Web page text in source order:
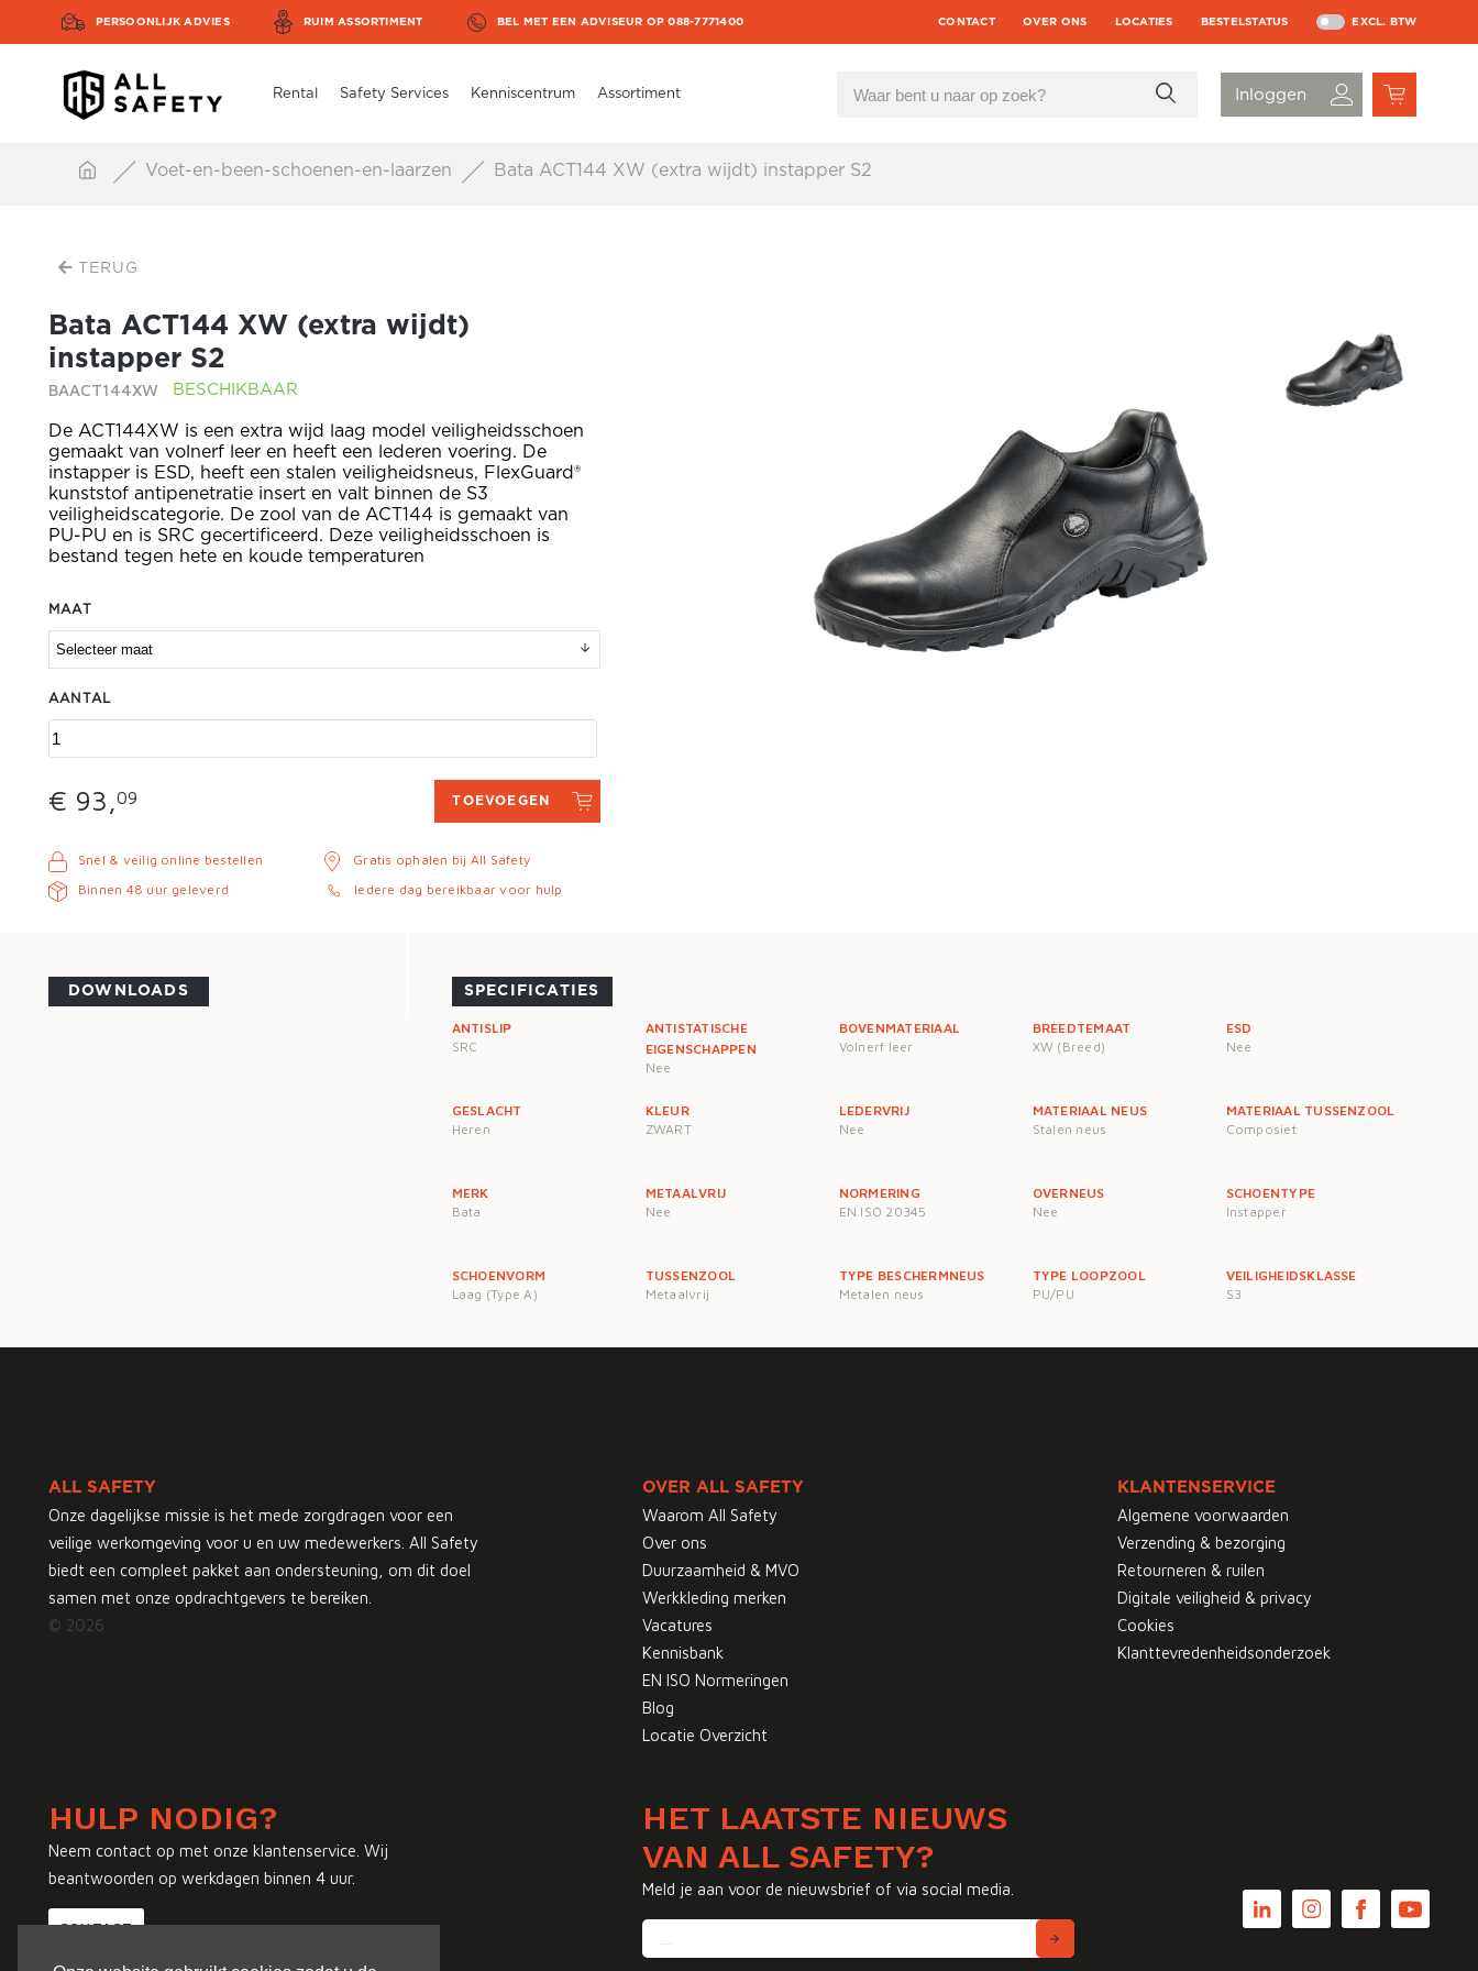
PERSOONLIJK ADVIES RUIM ASSORTIMENT BEL MET EEN ADVISEUR OP 088-7771400 CONTACT OVER ONS LOCATIES BESTELSTATUS EXCL. BTW
Rental Safety Services Kenniscentrum Assortiment
Voet-en-been-schoenen-en-laarzen Bata ACT144 XW (extra wijdt) instapper S2
TERUG
Bata ACT144 XW (extra wijdt)
instapper S2
BAACT144XW BESCHIKBAAR
De ACT144XW is een extra wijd laag model veiligheidsschoen
gemaakt van volnerf leer en heeft een lederen voering. De
instapper is ESD, heeft een stalen veiligheidsneus, FlexGuard®
kunststof antipenetratie insert en valt binnen de S3
veiligheidscategorie. De zool van de ACT144 is gemaakt van
PU-PU en is SRC gecertificeerd. Deze veiligheidsschoen is
bestand tegen hete en koude temperaturen
MAAT
AANTAL
€ 93,09 TOEVOEGEN
Snel & veilig online bestellen
Binnen 48 uur geleverd
Gratis ophalen bij All Safety
Iedere dag bereikbaar voor hulp
DOWNLOADS SPECIFICATIES
ANTISLIP
SRC
ANTISTATISCHE
EIGENSCHAPPEN
Nee
BOVENMATERIAAL
Volnerf leer
BREEDTEMAAT
XW (Breed)
ESD
Nee
GESLACHT
Heren
KLEUR
ZWART
LEDERVRIJ
Nee
MATERIAAL NEUS
Stalen neus
MATERIAAL TUSSENZOOL
Composiet
MERK
Bata
METAALVRIJ
Nee
NORMERING
EN ISO 20345
OVERNEUS
Nee
SCHOENTYPE
Instapper
SCHOENVORM
Laag (Type A)
TUSSENZOOL
Metaalvrij
TYPE BESCHERMNEUS
Metalen neus
TYPE LOOPZOOL
PU/PU
VEILIGHEIDSKLASSE
S3
ALL SAFETY
Onze dagelijkse missie is het mede zorgdragen voor een
veilige werkomgeving voor u en uw medewerkers. All Safety
biedt een compleet pakket aan ondersteuning, om dit doel
samen met onze opdrachtgevers te bereiken.
© 2026
OVER ALL SAFETY
Waarom All Safety
Over ons
Duurzaamheid & MVO
Werkkleding merken
Vacatures
Kennisbank
EN ISO Normeringen
Blog
Locatie Overzicht
KLANTENSERVICE
Algemene voorwaarden
Verzending & bezorging
Retourneren & ruilen
Digitale veiligheid & privacy
Cookies
Klanttevredenheidsonderzoek
HULP NODIG?
Neem contact op met onze klantenservice. Wij
beantwoorden op werkdagen binnen 4 uur.
CONTACT
HET LAATSTE NIEUWS
VAN ALL SAFETY?
Meld je aan voor de nieuwsbrief of via social media.